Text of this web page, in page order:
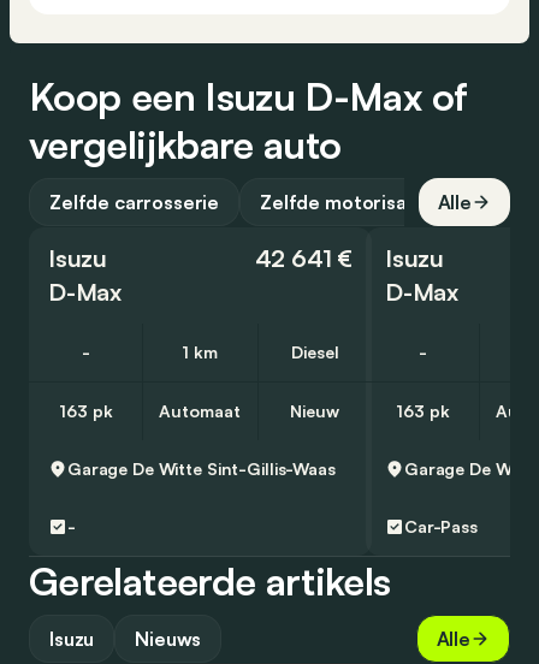
Koop een Isuzu D-Max of
vergelijkbare auto
Zelfde carrosserie Zelfde motorisatie Alle
Isuzu
D-Max
42 641 €
- 1 km Diesel
163 pk Automaat Nieuw
Garage De Witte Sint-Gillis-Waas
-
Isuzu
D-Max
-
163 pk
Garage De Witte
Car-Pass
Gerelateerde artikels
Isuzu Nieuws Alle